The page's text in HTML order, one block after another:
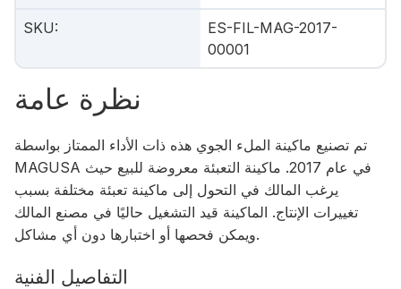
SKU:
ES-FIL-MAG-2017-
00001
نظرة عامة
تم تصنيع ماكينة الملء الجوي هذه ذات الأداء الممتاز بواسطة
MAGUSA في عام 2017. ماكينة التعبئة معروضة للبيع حيث
يرغب المالك في التحول إلى ماكينة تعبئة مختلفة بسبب
تغييرات الإنتاج. الماكينة قيد التشغيل حاليًا في مصنع المالك
ويمكن فحصها أو اختبارها دون أي مشاكل.
التفاصيل الفنية